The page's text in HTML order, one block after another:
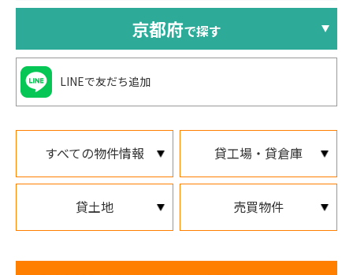
すべての物件情報 貸工場・貸倉庫
貸土地 売買物件
京都府で探す
LINEで友だち追加